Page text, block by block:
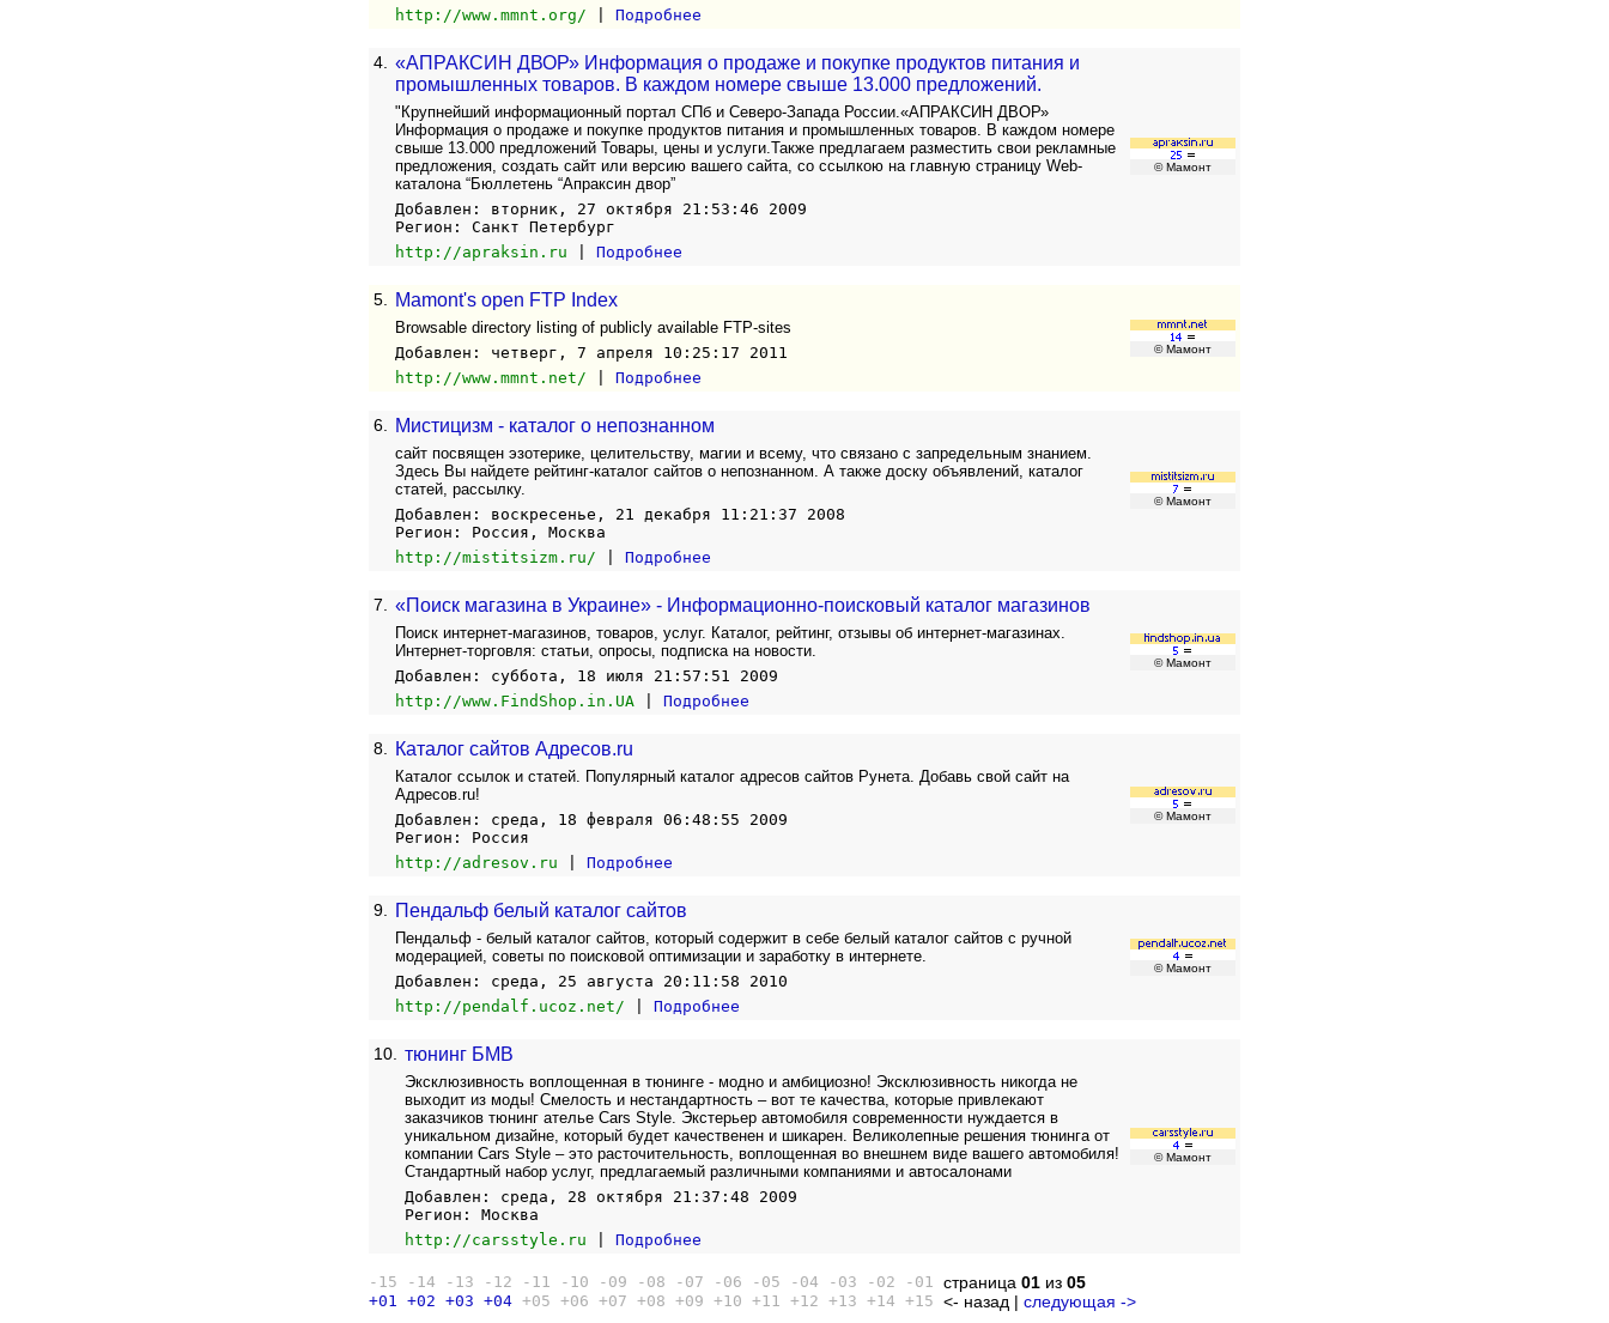
http://www.mmnt.org/
Подробнее
4.
«АПРАКСИН ДВОР» Информация о продаже и покупке продуктов питания и
промышленных товаров. В каждом номере свыше 13.000 предложений.
© Мамонт
"Крупнейший информационный портал СПб и Северо-Запада России.«АПРАКСИН ДВОР»
Информация о продаже и покупке продуктов питания и промышленных товаров. В каждом номере
свыше 13.000 предложений Товары, цены и услуги.Также предлагаем разместить свои рекламные
предложения, создать сайт или версию вашего сайта, со ссылкою на главную страницу Web-
каталона “Бюллетень “Апраксин двор”
Добавлен: вторник, 27 октября 21:53:46 2009
Регион: Санкт Петербург
http://apraksin.ru
Подробнее
5. Mamont's open FTP Index
© Мамонт
Browsable directory listing of publicly available FTP-sites
Добавлен: четверг, 7 апреля 10:25:17 2011
http://www.mmnt.net/
Подробнее
6. Мистицизм - каталог о непознанном
© Мамонт
сайт посвящен эзотерике, целительству, магии и всему, что связано с запредельным знанием.
Здесь Вы найдете рейтинг-каталог сайтов о непознанном. А также доску объявлений, каталог
статей, рассылку.
Добавлен: воскресенье, 21 декабря 11:21:37 2008
Регион: Россия, Москва
http://mistitsizm.ru/
Подробнее
7. «Поиск магазина в Украине» - Информационно-поисковый каталог магазинов
© Мамонт
Поиск интернет-магазинов, товаров, услуг. Каталог, рейтинг, отзывы об интернет-магазинах.
Интернет-торговля: статьи, опросы, подписка на новости.
Добавлен: суббота, 18 июля 21:57:51 2009
http://www.FindShop.in.UA
Подробнее
8. Каталог сайтов Адресов.ru
© Мамонт
Каталог ссылок и статей. Популярный каталог адресов сайтов Рунета. Добавь свой сайт на
Адресов.ru!
Добавлен: среда, 18 февраля 06:48:55 2009
Регион: Россия
http://adresov.ru
Подробнее
9. Пендальф белый каталог сайтов
© Мамонт
Пендальф - белый каталог сайтов, который содержит в себе белый каталог сайтов с ручной
модерацией, советы по поисковой оптимизации и заработку в интернете.
Добавлен: среда, 25 августа 20:11:58 2010
http://pendalf.ucoz.net/
Подробнее
10. тюнинг БМВ
© Мамонт
Эксклюзивность воплощенная в тюнинге - модно и амбициозно! Эксклюзивность никогда не
выходит из моды! Смелость и нестандартность – вот те качества, которые привлекают
заказчиков тюнинг ателье Cars Style. Экстерьер автомобиля современности нуждается в
уникальном дизайне, который будет качественен и шикарен. Великолепные решения тюнинга от
компании Cars Style – это расточительность, воплощенная во внешнем виде вашего автомобиля!
Стандартный набор услуг, предлагаемый различными компаниями и автосалонами
Добавлен: среда, 28 октября 21:37:48 2009
Регион: Москва
http://carsstyle.ru
Подробнее
-15 -14 -13 -12 -11 -10 -09 -08 -07 -06 -05 -04 -03 -02 -01 страница 01 из 05
+01 +02 +03 +04 +05 +06 +07 +08 +09 +10 +11 +12 +13 +14 +15 <- назад | следующая ->